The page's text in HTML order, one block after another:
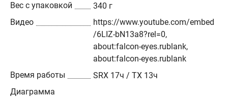
Вес с упаковкой
340 г
Видео
https://www.youtube.com/embed
/6LIZ-bN13a8?rel=0,
about:falcon-eyes.rublank,
about:falcon-eyes.rublank
Время работы
SRX 17ч / TX 13ч
Диаграмма